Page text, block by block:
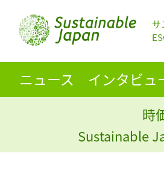
サ
ニュース インタビュ
時
Sustainable